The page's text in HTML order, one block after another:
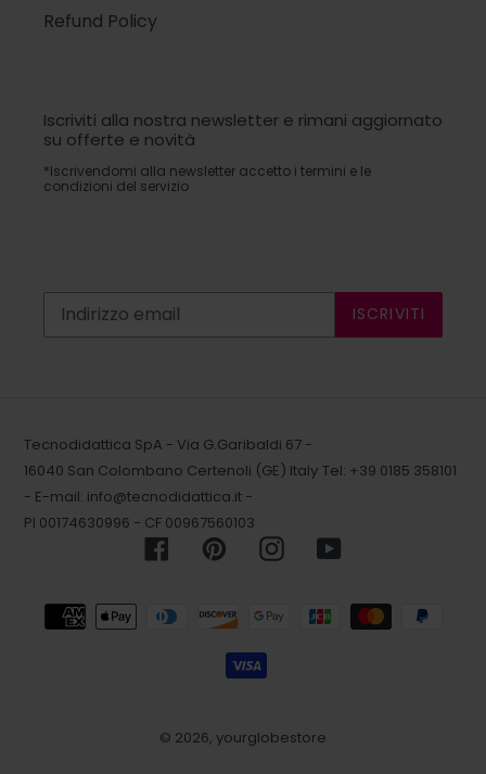
Refund Policy
Iscriviti alla nostra newsletter e rimani aggiornato
su offerte e novità
*Iscrivendomi alla newsletter accetto i termini e le
condizioni del servizio
ISCRIVITI
Tecnodidattica SpA - Via G.Garibaldi 67 -
16040 San Colombano Certenoli (GE) Italy Tel: +39 0185 358101
- E-mail: info@tecnodidattica.it -
PI 00174630996 - CF 00967560103
FacebookPinterestInstagram
Metodi
pagamento
© 2026, yourglobestore